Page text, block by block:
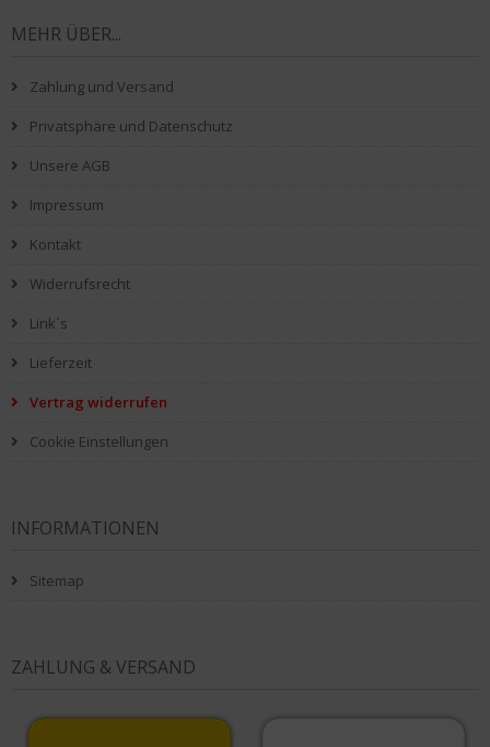
MEHR ÜBER...
Zahlung und Versand
Privatsphäre und Datenschutz
Unsere AGB
Impressum
Kontakt
Widerrufsrecht
Link`s
Lieferzeit
Vertrag widerrufen
Cookie Einstellungen
INFORMATIONEN
Sitemap
ZAHLUNG & VERSAND